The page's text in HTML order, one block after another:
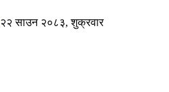
२२ साउन २०८३, शुक्रवार